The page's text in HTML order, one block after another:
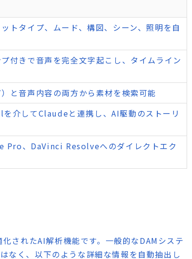
トタイプ、ムード、構図、シーン、照明を自
付きで音声を完全文字起こし、タイムライン
と音声内容の両方から素材を検索可能
してClaudeと連携し、AI駆動のストーリ
、DaVinci Resolveへのダイレクトエク
されたAI解析機能です。一般的なDAMシステ
なく、以下のような詳細な情報を自動抽出し